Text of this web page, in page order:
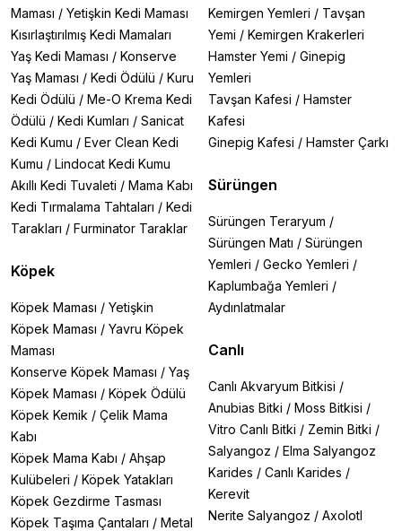
Maması / Yetişkin Kedi Maması
Kısırlaştırılmış Kedi Mamaları
Yaş Kedi Maması / Konserve
Yaş Maması / Kedi Ödülü / Kuru
Kedi Ödülü / Me-O Krema Kedi
Ödülü / Kedi Kumları / Sanicat
Kedi Kumu / Ever Clean Kedi
Kumu / Lindocat Kedi Kumu
Akıllı Kedi Tuvaleti / Mama Kabı
Kedi Tırmalama Tahtaları / Kedi
Tarakları / Furminator Taraklar
Köpek
Köpek Maması / Yetişkin
Köpek Maması / Yavru Köpek
Maması
Konserve Köpek Maması / Yaş
Köpek Maması / Köpek Ödülü
Köpek Kemik / Çelik Mama
Kabı
Köpek Mama Kabı / Ahşap
Kulübeleri / Köpek Yatakları
Köpek Gezdirme Tasması
Köpek Taşıma Çantaları / Metal
Kemirgen Yemleri / Tavşan
Yemi / Kemirgen Krakerleri
Hamster Yemi / Ginepig
Yemleri
Tavşan Kafesi / Hamster
Kafesi
Ginepig Kafesi / Hamster Çarkı
Sürüngen
Sürüngen Teraryum /
Sürüngen Matı / Sürüngen
Yemleri / Gecko Yemleri /
Kaplumbağa Yemleri /
Aydınlatmalar
Canlı
Canlı Akvaryum Bitkisi /
Anubias Bitki / Moss Bitkisi /
Vitro Canlı Bitki / Zemin Bitki /
Salyangoz / Elma Salyangoz
Karides / Canlı Karides /
Kerevit
Nerite Salyangoz / Axolotl